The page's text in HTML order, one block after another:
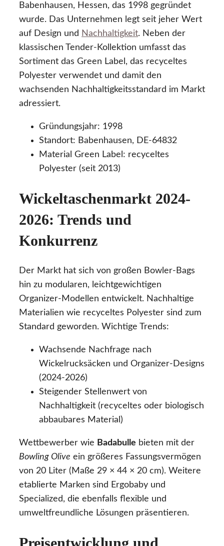
Babenhausen, Hessen, das 1998 gegründet
wurde. Das Unternehmen legt seit jeher Wert
auf Design und Nachhaltigkeit. Neben der
klassischen Tender-Kollektion umfasst das
Sortiment das Green Label, das recyceltes
Polyester verwendet und damit den
wachsenden Nachhaltigkeitsstandard im Markt
adressiert.
Gründungsjahr: 1998
Standort: Babenhausen, DE-64832
Material Green Label: recyceltes
Polyester (seit 2013)
Wickeltaschenmarkt 2024-
2026: Trends und
Konkurrenz
Der Markt hat sich von großen Bowler-Bags
hin zu modularen, leichtgewichtigen
Organizer-Modellen entwickelt. Nachhaltige
Materialien wie recyceltes Polyester sind zum
Standard geworden. Wichtige Trends:
Wachsende Nachfrage nach
Wickelrucksäcken und Organizer-Designs
(2024-2026)
Steigender Stellenwert von
Nachhaltigkeit (recyceltes oder biologisch
abbaubares Material)
Wettbewerber wie Badabulle bieten mit der
Bowling Olive ein größeres Fassungsvermögen
von 20 Liter (Maße 29 × 44 × 20 cm). Weitere
etablierte Marken sind Ergobaby und
Specialized, die ebenfalls flexible und
umweltfreundliche Lösungen präsentieren.
Preisentwicklung und